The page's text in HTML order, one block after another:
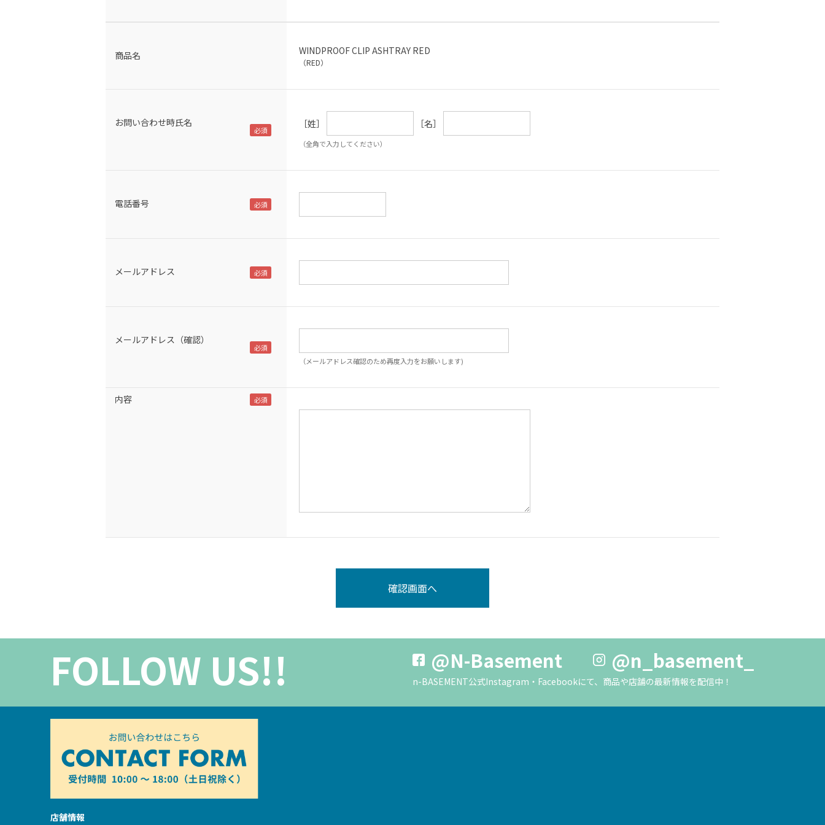
商品名 WINDPROOF CLIP ASHTRAY RED
（RED）
お問い合わせ時氏名 ［姓］ ［名］
（全角で入力してください）
電話番号
メールアドレス
メールアドレス（確認）
（メールアドレス確認のため再度入力をお願いします)
内容
FOLLOW US!! @N-Basement @n_basement_
n-BASEMENT公式Instagram・Facebookにて、商品や店舗の最新情報を配信中！
店舗情報